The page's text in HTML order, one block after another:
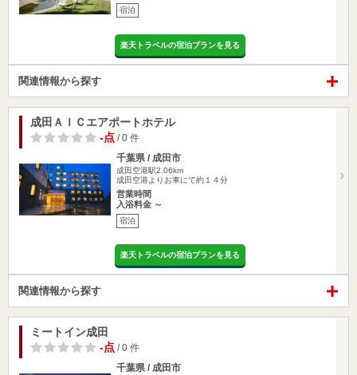
宿泊
楽天トラベルの宿泊プランを見る
関連情報から探す
成田ＡＩＣエアポートホテル
-点 / 0 件
千葉県 / 成田市
成田空港駅2.06km
成田空港よりお車にて約１４分
営業時間
入浴料金 ～
宿泊
楽天トラベルの宿泊プランを見る
関連情報から探す
ミートイン成田
-点 / 0 件
千葉県 / 成田市